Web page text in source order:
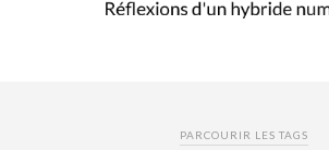
PARCOURIR LES TAGS